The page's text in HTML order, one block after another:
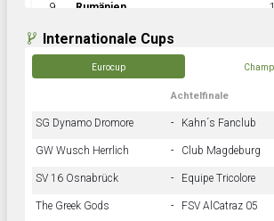
9 Rumänien
Internationale Cups
Eurocup
Achtelfinale
SG Dynamo Dromore - Kahn´s Fanclub
GW Wusch Herrlich - Club Magdeburg
SV 16 Osnabrück - Equipe Tricolore
The Greek Gods - FSV AlCatraz 05